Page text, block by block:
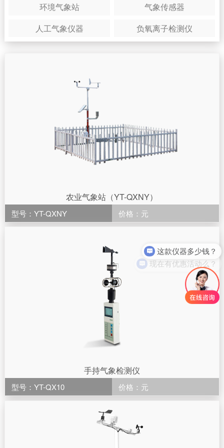
环境气象站
气象传感器
人工气象仪器
负氧离子检测仪
农业气象站（YT-QXNY）
型号：YT-QXNY 价格：元
手持气象检测仪
型号：YT-QX10 价格：元
现在有优惠活动么？